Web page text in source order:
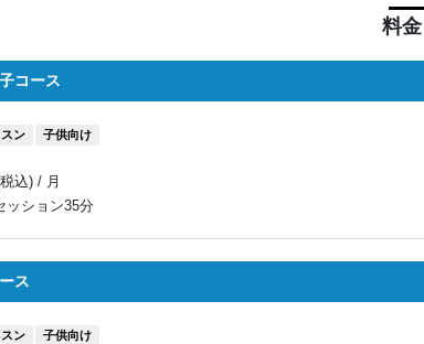
料
コース
ン 子供向け
込) / 月
ッション35分
ス
ン 子供向け